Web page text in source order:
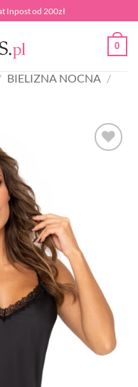
Inpost od 200zł
0
BIELIZNA NOCNA /